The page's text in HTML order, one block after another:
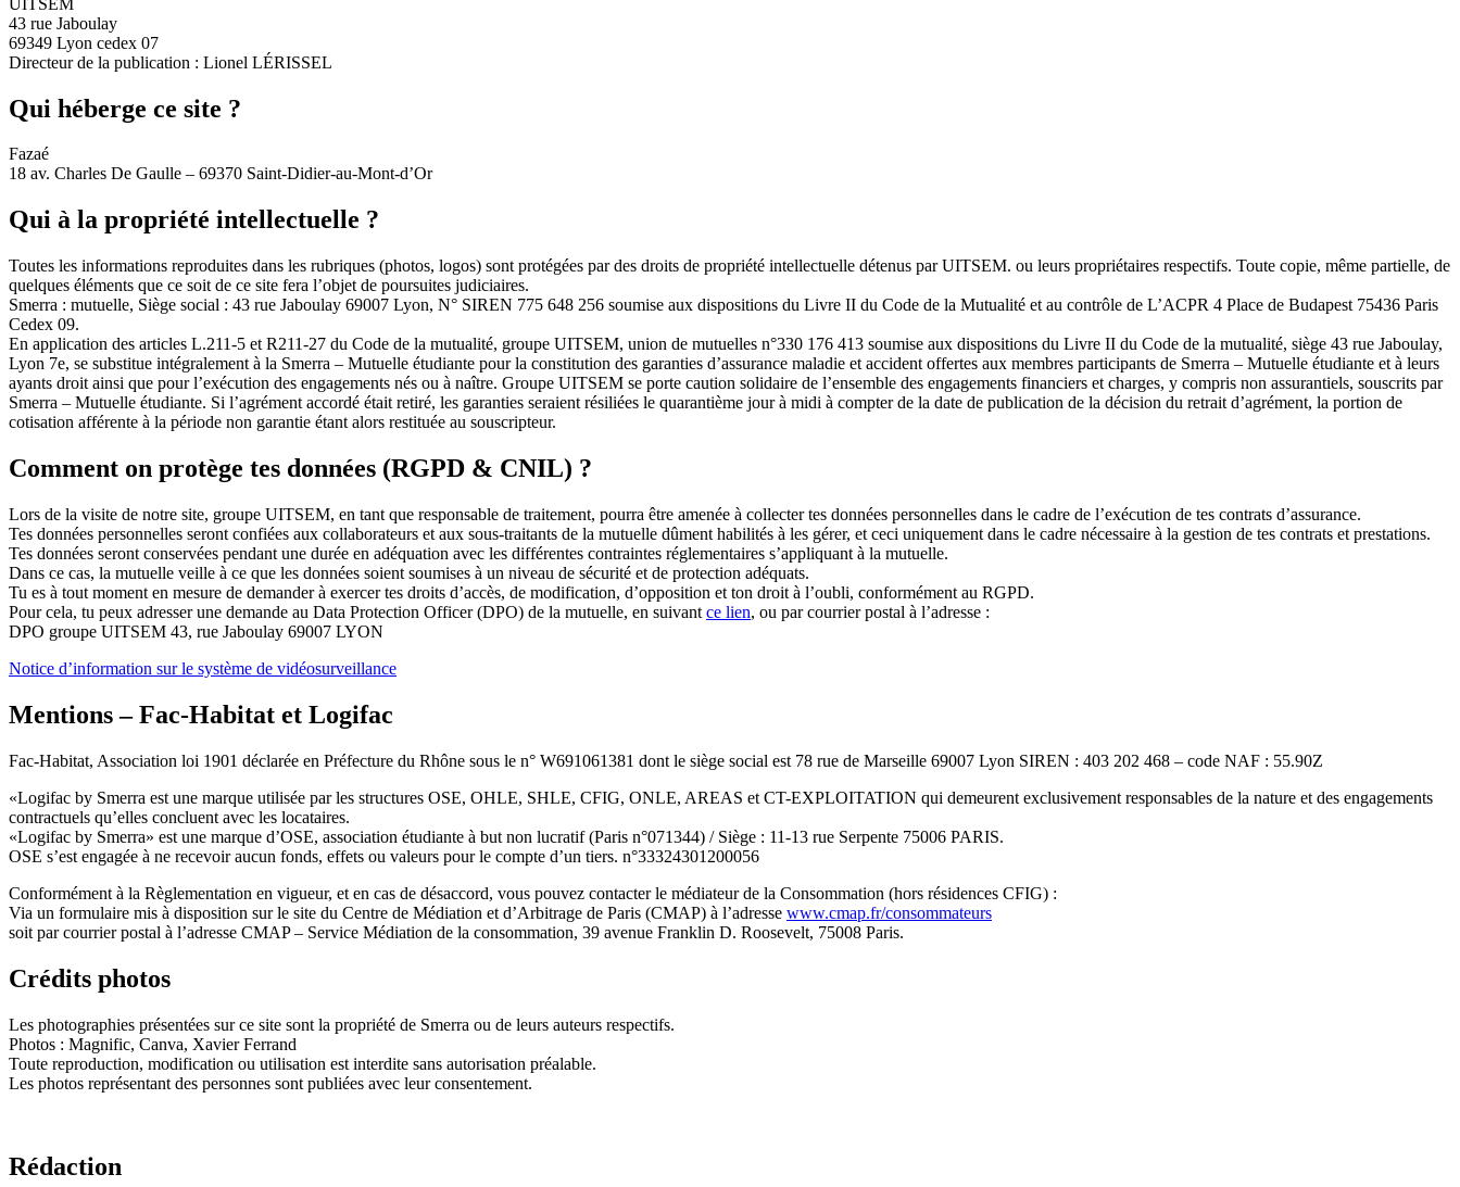
43 rue Jaboulay
69349 Lyon cedex 07
Directeur de la publication : Lionel LÉRISSEL
Qui héberge ce site ?
Fazaé
18 av. Charles De Gaulle – 69370 Saint-Didier-au-Mont-d’Or
Qui à la propriété intellectuelle ?
Toutes les informations reproduites dans les rubriques (photos, logos) sont protégées par des droits de propriété intellectuelle détenus par UITSEM. ou leurs propriétaires respectifs. Toute copie, même partielle, de
quelques éléments que ce soit de ce site fera l’objet de poursuites judiciaires.
Smerra : mutuelle, Siège social : 43 rue Jaboulay 69007 Lyon, N° SIREN 775 648 256 soumise aux dispositions du Livre II du Code de la Mutualité et au contrôle de L’ACPR 4 Place de Budapest 75436 Paris
Cedex 09.
En application des articles L.211-5 et R211-27 du Code de la mutualité, groupe UITSEM, union de mutuelles n°330 176 413 soumise aux dispositions du Livre II du Code de la mutualité, siège 43 rue Jaboulay,
Lyon 7e, se substitue intégralement à la Smerra – Mutuelle étudiante pour la constitution des garanties d’assurance maladie et accident offertes aux membres participants de Smerra – Mutuelle étudiante et à leurs
ayants droit ainsi que pour l’exécution des engagements nés ou à naître. Groupe UITSEM se porte caution solidaire de l’ensemble des engagements financiers et charges, y compris non assurantiels, souscrits par
Smerra – Mutuelle étudiante. Si l’agrément accordé était retiré, les garanties seraient résiliées le quarantième jour à midi à compter de la date de publication de la décision du retrait d’agrément, la portion de
cotisation afférente à la période non garantie étant alors restituée au souscripteur.
Comment on protège tes données (RGPD & CNIL) ?
Lors de la visite de notre site, groupe UITSEM, en tant que responsable de traitement, pourra être amenée à collecter tes données personnelles dans le cadre de l’exécution de tes contrats d’assurance.
Tes données personnelles seront confiées aux collaborateurs et aux sous-traitants de la mutuelle dûment habilités à les gérer, et ceci uniquement dans le cadre nécessaire à la gestion de tes contrats et prestations.
Tes données seront conservées pendant une durée en adéquation avec les différentes contraintes réglementaires s’appliquant à la mutuelle.
Dans ce cas, la mutuelle veille à ce que les données soient soumises à un niveau de sécurité et de protection adéquats.
Tu es à tout moment en mesure de demander à exercer tes droits d’accès, de modification, d’opposition et ton droit à l’oubli, conformément au RGPD.
Pour cela, tu peux adresser une demande au Data Protection Officer (DPO) de la mutuelle, en suivant ce lien, ou par courrier postal à l’adresse :
DPO groupe UITSEM 43, rue Jaboulay 69007 LYON
Notice d’information sur le système de vidéosurveillance
Mentions – Fac-Habitat et Logifac
Fac-Habitat, Association loi 1901 déclarée en Préfecture du Rhône sous le n° W691061381 dont le siège social est 78 rue de Marseille 69007 Lyon SIREN : 403 202 468 – code NAF : 55.90Z
«Logifac by Smerra est une marque utilisée par les structures OSE, OHLE, SHLE, CFIG, ONLE, AREAS et CT-EXPLOITATION qui demeurent exclusivement responsables de la nature et des engagements
contractuels qu’elles concluent avec les locataires.
«Logifac by Smerra» est une marque d’OSE, association étudiante à but non lucratif (Paris n°071344) / Siège : 11-13 rue Serpente 75006 PARIS.
OSE s’est engagée à ne recevoir aucun fonds, effets ou valeurs pour le compte d’un tiers. n°33324301200056
Conformément à la Règlementation en vigueur, et en cas de désaccord, vous pouvez contacter le médiateur de la Consommation (hors résidences CFIG) :
Via un formulaire mis à disposition sur le site du Centre de Médiation et d’Arbitrage de Paris (CMAP) à l’adresse www.cmap.fr/consommateurs
soit par courrier postal à l’adresse CMAP – Service Médiation de la consommation, 39 avenue Franklin D. Roosevelt, 75008 Paris.
Crédits photos
Les photographies présentées sur ce site sont la propriété de Smerra ou de leurs auteurs respectifs.
Photos : Magnific, Canva, Xavier Ferrand
Toute reproduction, modification ou utilisation est interdite sans autorisation préalable.
Les photos représentant des personnes sont publiées avec leur consentement.
Rédaction